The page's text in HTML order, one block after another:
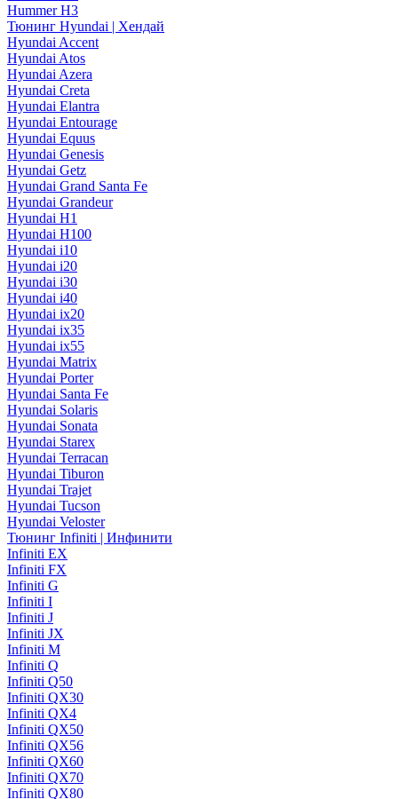
Hummer H3
Тюнинг Hyundai | Хендай
Hyundai Accent
Hyundai Atos
Hyundai Azera
Hyundai Creta
Hyundai Elantra
Hyundai Entourage
Hyundai Equus
Hyundai Genesis
Hyundai Getz
Hyundai Grand Santa Fe
Hyundai Grandeur
Hyundai H1
Hyundai H100
Hyundai i10
Hyundai i20
Hyundai i30
Hyundai i40
Hyundai ix20
Hyundai ix35
Hyundai ix55
Hyundai Matrix
Hyundai Porter
Hyundai Santa Fe
Hyundai Solaris
Hyundai Sonata
Hyundai Starex
Hyundai Terracan
Hyundai Tiburon
Hyundai Trajet
Hyundai Tucson
Hyundai Veloster
Тюнинг Infiniti | Инфинити
Infiniti EX
Infiniti FX
Infiniti G
Infiniti I
Infiniti J
Infiniti JX
Infiniti M
Infiniti Q
Infiniti Q50
Infiniti QX30
Infiniti QX4
Infiniti QX50
Infiniti QX56
Infiniti QX60
Infiniti QX70
Infiniti QX80